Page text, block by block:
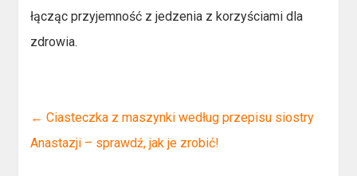
łącząc przyjemność z jedzenia z korzyściami dla
zdrowia.
← Ciasteczka z maszynki według przepisu siostry
Anastazji – sprawdź, jak je zrobić!